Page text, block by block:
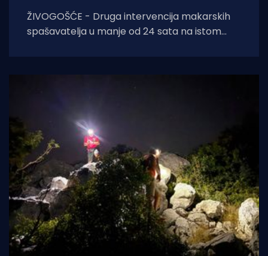
ŽIVOGOŠĆE - Druga intervencija makarskih
spašavatelja u manje od 24 sata na istom